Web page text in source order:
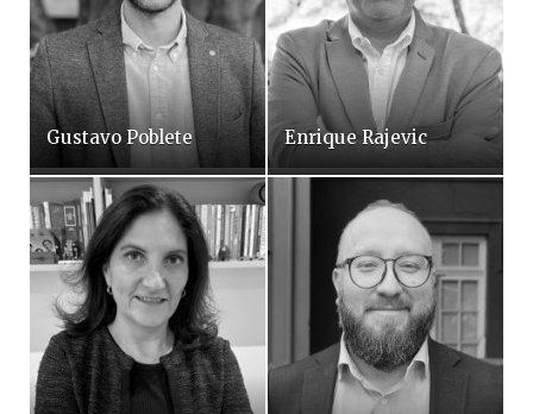
Gustavo Poblete Enrique Rajevic